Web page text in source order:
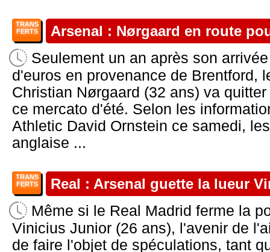
TRANS
FERTS
Arsenal : Nørgaard en route
Seulement un an après son
d'euros en provenance de Brentford,
Christian Nørgaard (32 ans) va
ce mercato d'été. Selon les
Athletic David Ornstein ce samedi,
anglaise ...
TRANS
FERTS
Real : Arsenal guette la lueur
Même si le Real Madrid ferme la
Vinicius Junior (26 ans), l'avenir de
de faire l'objet de spéculations, tant